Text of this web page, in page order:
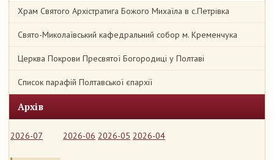
Храм Святого Архістратига Божого Михаїла в с.Петрівка
Свято-Миколаївський кафедральний собор м. Кременчука
Церква Покрови Пресвятої Богородиці у Полтаві
Список парафій Полтавської єпархії
Архів
2026-07 2026-06 2026-05 2026-04